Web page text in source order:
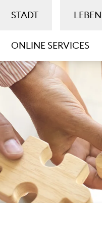
STADT LEBEN
ONLINE SERVICES